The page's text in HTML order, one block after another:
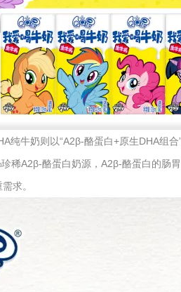
纯牛奶则以“A2β-酪蛋白+原生DHA组
稀A2β-酪蛋白奶源，A2β-酪蛋白的肠
求。